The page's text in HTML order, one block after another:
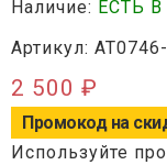
Наличие: ЕСТЬ
Артикул:
2 500 ₽
Промокод на
Используйте